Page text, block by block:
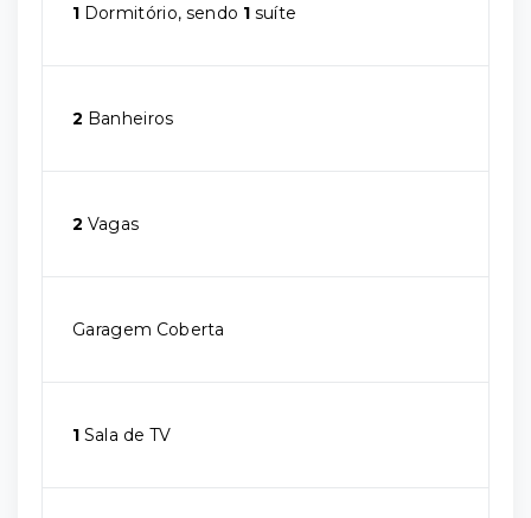
1 Dormitório, sendo 1 suíte
2 Banheiros
2 Vagas
Garagem Coberta
1 Sala de TV